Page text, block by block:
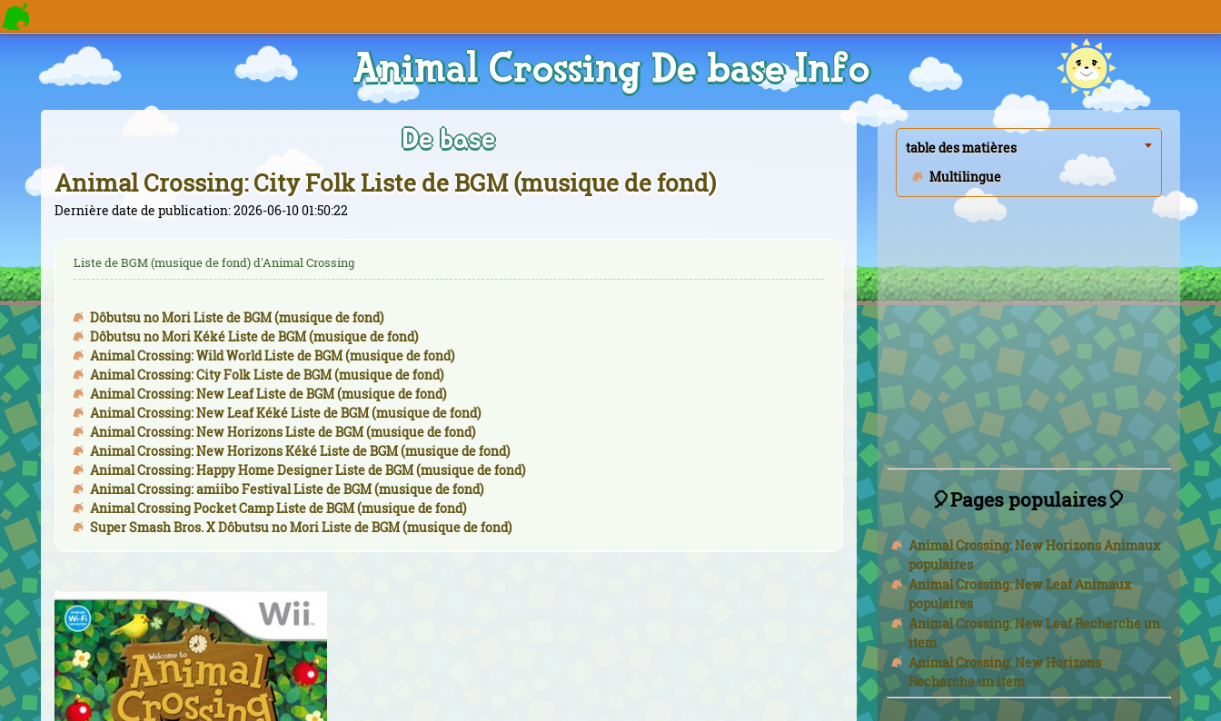
Animal Crossing De base Info
De base
Animal Crossing: City Folk Liste de BGM (musique de fond)
Dernière date de publication: 2026-06-10 01:50:22
Liste de BGM (musique de fond) d'Animal Crossing
Dôbutsu no Mori Liste de BGM (musique de fond)
Dôbutsu no Mori Kéké Liste de BGM (musique de fond)
Animal Crossing: Wild World Liste de BGM (musique de fond)
Animal Crossing: City Folk Liste de BGM (musique de fond)
Animal Crossing: New Leaf Liste de BGM (musique de fond)
Animal Crossing: New Leaf Kéké Liste de BGM (musique de fond)
Animal Crossing: New Horizons Liste de BGM (musique de fond)
Animal Crossing: New Horizons Kéké Liste de BGM (musique de fond)
Animal Crossing: Happy Home Designer Liste de BGM (musique de fond)
Animal Crossing: amiibo Festival Liste de BGM (musique de fond)
Animal Crossing Pocket Camp Liste de BGM (musique de fond)
Super Smash Bros. X Dôbutsu no Mori Liste de BGM (musique de fond)
table des matières
Multilingue
🎈Pages populaires🎈
Animal Crossing: New Horizons Animaux
populaires
Animal Crossing: New Leaf Animaux
populaires
Animal Crossing: New Leaf Recherche un
item
Animal Crossing: New Horizons
Recherche un item